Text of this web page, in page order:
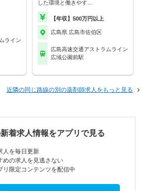
ライン
した環境と働きやす…
【年収】500万円以上
広島県 広島市佐伯区
広島高速交通アストラムライン
広域公園前駅
近隣の同じ路線の別の薬剤師求人をもっと見る
着求人情報をアプリで見る
人を毎日更新
めの求人を見逃さない
リ限定コンテンツを配信中